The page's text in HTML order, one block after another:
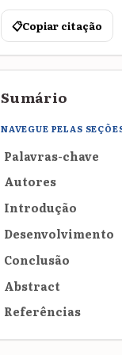
📋Copiar citação
Sumário
NAVEGUE PELAS
Palavras-chave
Autores
Introdução
Desenvolvimento
Conclusão
Abstract
Referências